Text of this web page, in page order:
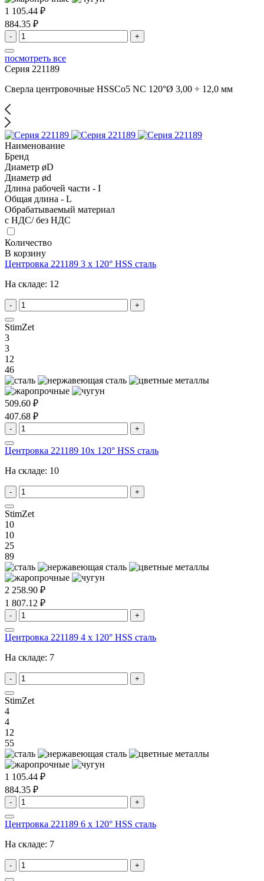
1 105.44 ₽
884.35 ₽
- +
посмотреть все
Серия 221189
Сверла центровочные HSSCo5 NC 120°Ø 3,00 ÷ 12,0 мм
Наименование
Бренд
Диаметр øD
Диаметр ød
Длина рабочей части - I
Общая длина - L
Обрабатываемый материал
с НДС/ без НДС
Количество
В корзину
Центровка 221189 3 x 120° HSS сталь
На складе: 12
- +
StimZet
3
3
12
46
509.60 ₽
407.68 ₽
- +
Центровка 221189 10x 120° HSS сталь
На складе: 10
- +
StimZet
10
10
25
89
2 258.90 ₽
1 807.12 ₽
- +
Центровка 221189 4 x 120° HSS сталь
На складе: 7
- +
StimZet
4
4
12
55
1 105.44 ₽
884.35 ₽
- +
Центровка 221189 6 x 120° HSS сталь
На складе: 7
- +